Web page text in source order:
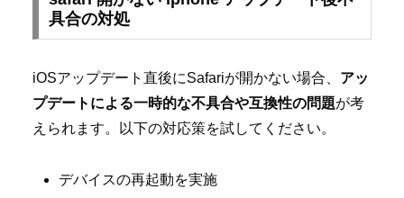
具合の対処
iOSアップデート直後にSafariが開かない場合、 アッ
プデートによる一時的な不具合や互換性の問題が考
えられます。以下の対応策を試してください。
デバイスの再起動を実施